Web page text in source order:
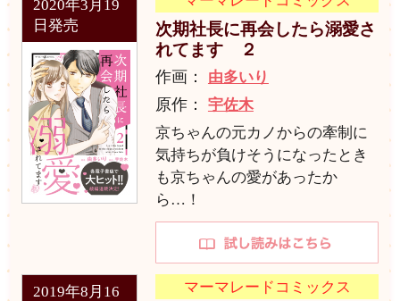
2020年3月19
日発売
次期社長に再会したら溺愛さ
れてます ２
作画： 由多いり
原作： 宇佐木
京ちゃんの元カノからの牽制に
気持ちが負けそうになったとき
も京ちゃんの愛があったか
ら…！
2019年8月16
マーマレードコミックス